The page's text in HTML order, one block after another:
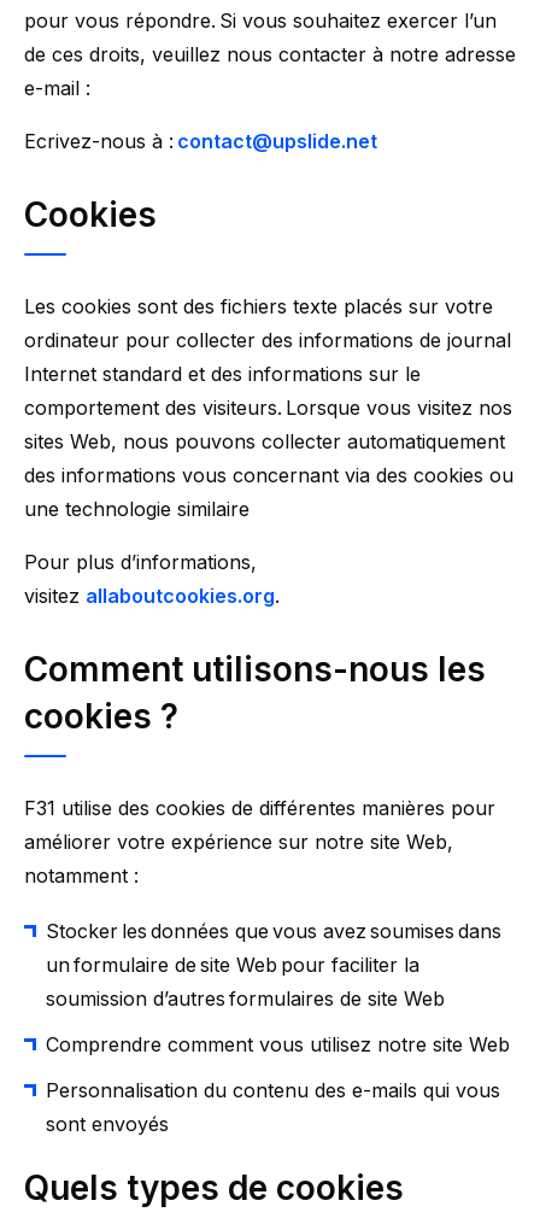
pour vous répondre. Si vous souhaitez exercer l’un
de ces droits, veuillez nous contacter à notre adresse
e-mail :
Ecrivez-nous à : contact@upslide.net
Cookies
Les cookies sont des fichiers texte placés sur votre
ordinateur pour collecter des informations de journal
Internet standard et des informations sur le
comportement des visiteurs. Lorsque vous visitez nos
sites Web, nous pouvons collecter automatiquement
des informations vous concernant via des cookies ou
une technologie similaire
Pour plus d’informations,
visitez allaboutcookies.org.
Comment utilisons-nous les
cookies ?
F31 utilise des cookies de différentes manières pour
améliorer votre expérience sur notre site Web,
notamment :
Stocker les données que vous avez soumises dans
un formulaire de site Web pour faciliter la
soumission d’autres formulaires de site Web
Comprendre comment vous utilisez notre site Web
Personnalisation du contenu des e-mails qui vous
sont envoyés
Quels types de cookies